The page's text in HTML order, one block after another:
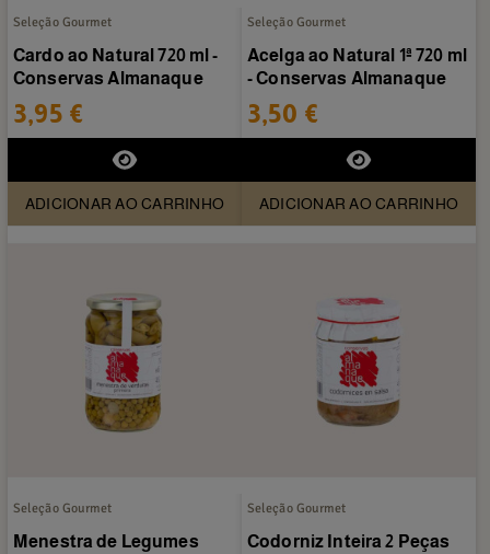
Seleção Gourmet
Cardo ao Natural 720 ml -
Conservas Almanaque
3,95 €
ADICIONAR AO CARRINHO
Seleção Gourmet
Acelga ao Natural 1ª 720 ml
- Conservas Almanaque
3,50 €
ADICIONAR AO CARRINHO
Seleção Gourmet
Menestra de Legumes
Seleção Gourmet
Codorniz Inteira 2 Peças